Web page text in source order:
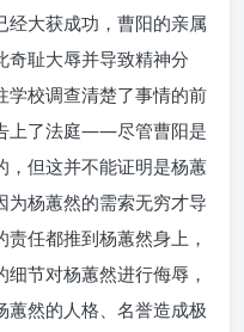
经大获成功，曹阳的亲属
奇耻大辱并导致精神分
学校调查清楚了事情的前
上了法庭——尽管曹阳是
，但这并不能证明是杨蕙
为杨蕙然的需索无穷才导
任都推到杨蕙然身上，
节对杨蕙然进行侮辱，
蕙然的人格、名誉造成极